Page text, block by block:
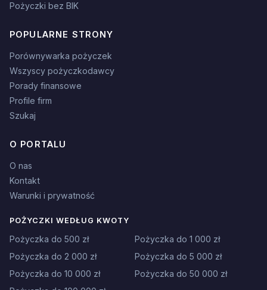
Pożyczki bez BIK
POPULARNE STRONY
Porównywarka pożyczek
Wszyscy pożyczkodawcy
Porady finansowe
Profile firm
Szukaj
O PORTALU
O nas
Kontakt
Warunki i prywatność
POŻYCZKI WEDŁUG KWOTY
Pożyczka do 500 zł
Pożyczka do 1 000 zł
Pożyczka do 2 000 zł
Pożyczka do 5 000 zł
Pożyczka do 10 000 zł
Pożyczka do 50 000 zł